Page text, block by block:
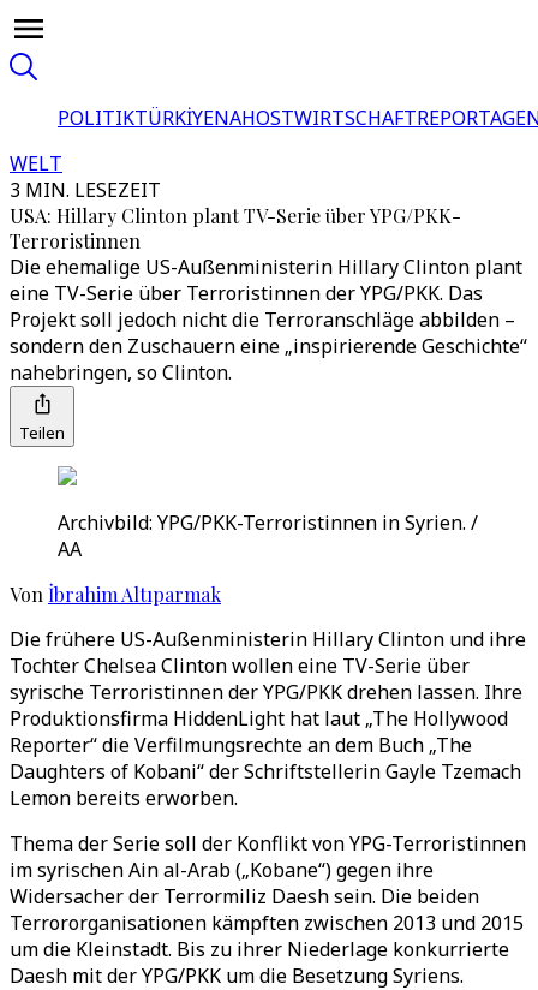
POLITIKTÜRKİYENAHOSTWIRTSCHAFT
WELT
3 MIN. LESEZEIT
USA: Hillary Clinton plant TV-Serie über YPG/PKK-
Terroristinnen
Die ehemalige US-Außenministerin Hillary Clinton plant
eine TV-Serie über Terroristinnen der YPG/PKK. Das
Projekt soll jedoch nicht die Terroranschläge abbilden –
sondern den Zuschauern eine „inspirierende Geschichte“
nahebringen, so Clinton.
Teilen
Archivbild: YPG/PKK-Terroristinnen in Syrien. /
AA
Von İbrahim Altıparmak
Die frühere US-Außenministerin Hillary Clinton und ihre
Tochter Chelsea Clinton wollen eine TV-Serie über
syrische Terroristinnen der YPG/PKK drehen lassen. Ihre
Produktionsfirma HiddenLight hat laut „The Hollywood
Reporter“ die Verfilmungsrechte an dem Buch „The
Daughters of Kobani“ der Schriftstellerin Gayle Tzemach
Lemon bereits erworben.
Thema der Serie soll der Konflikt von YPG-Terroristinnen
im syrischen Ain al-Arab („Kobane“) gegen ihre
Widersacher der Terrormiliz Daesh sein. Die beiden
Terrororganisationen kämpften zwischen 2013 und 2015
um die Kleinstadt. Bis zu ihrer Niederlage konkurrierte
Daesh mit der YPG/PKK um die Besetzung Syriens.